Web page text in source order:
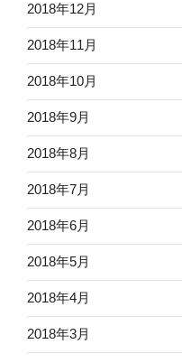
2018年12月
2018年11月
2018年10月
2018年9月
2018年8月
2018年7月
2018年6月
2018年5月
2018年4月
2018年3月